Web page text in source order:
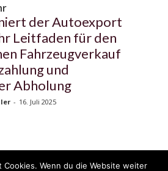
der Autoexport
Leitfaden für den
Fahrzeugverkauf
und
Abholung
- 16. Juli 2025
Cookies. Wenn du die Website weiter